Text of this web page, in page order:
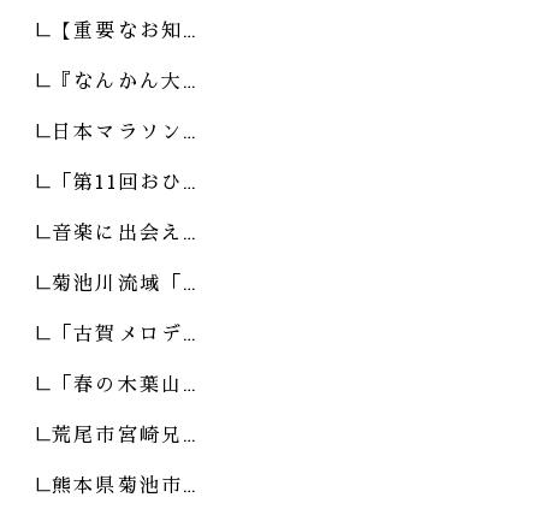
【重要なお知…
『なんかん大…
日本マラソン…
「第11回おひ…
音楽に出会え…
菊池川流域「…
「古賀メロデ…
「春の木葉山…
荒尾市宮崎兄…
熊本県菊池市…